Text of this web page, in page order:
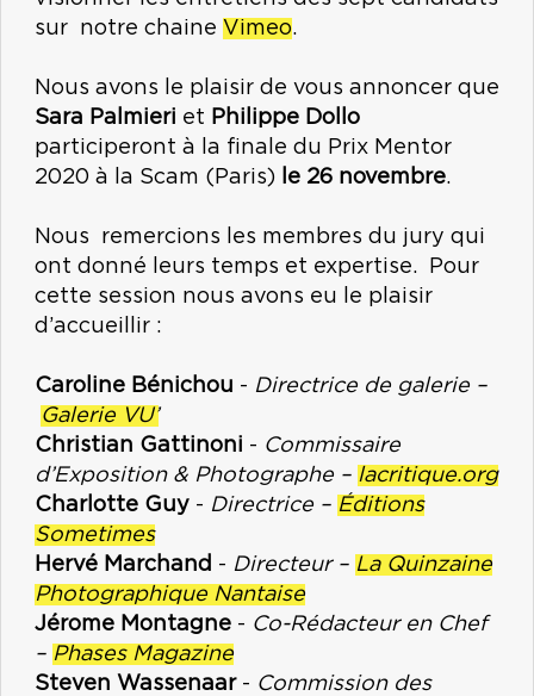
sur notre chaine Vimeo.
Nous avons le plaisir de vous annoncer que
Sara Palmieri et Philippe Dollo
participeront à la finale du Prix Mentor
2020 à la Scam (Paris)
le 26 novembre.
Nous remercions les membres du jury qui
ont donné leurs temps et expertise. Pour
cette session nous avons eu le plaisir
d’accueillir :
Caroline Bénichou - Directrice de galerie –
Galerie VU’
Christian Gattinoni - Commissaire
d’Exposition & Photographe – lacritique.org
Charlotte Guy - Directrice – Éditions
Sometimes
Hervé Marchand - Directeur – La Quinzaine
Photographique Nantaise
Jérome Montagne - Co-Rédacteur en Chef
– Phases Magazine
Steven Wassenaar- Commission des